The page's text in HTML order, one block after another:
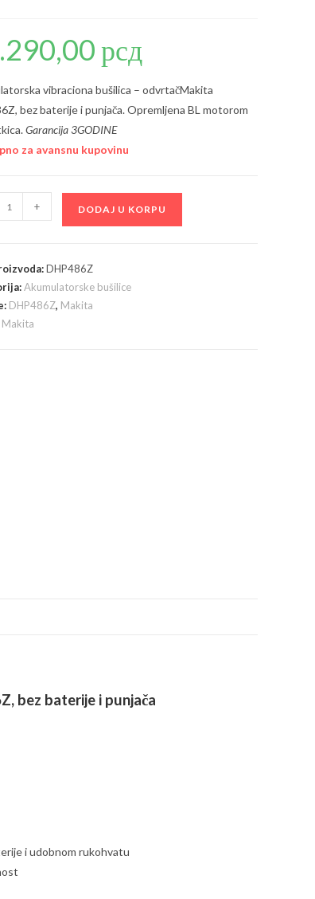
рсд
vibraciona bušilica – odvrtačMakita
bez baterije i punjača. Opremljena BL motorom
Garancija 3GODINE
za avansnu kupovinu
+ DODAJ U KORPU
DHP486Z
Akumulatorske bušilice
DHP486Z, Makita
Makita
bez baterije i punjača
i udobnom rukohvatu